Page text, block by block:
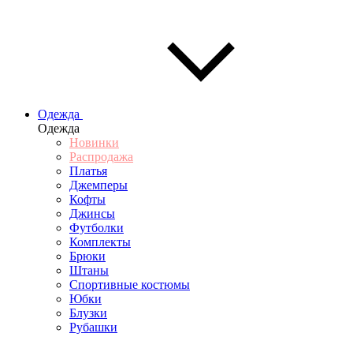
Одежда
Одежда
Новинки
Распродажа
Платья
Джемперы
Кофты
Джинсы
Футболки
Комплекты
Брюки
Штаны
Спортивные костюмы
Юбки
Блузки
Рубашки